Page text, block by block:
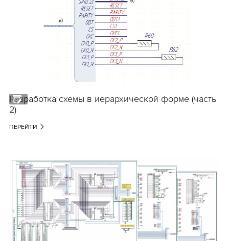
Разработка схемы в иерархической форме (часть
2)
ПЕРЕЙТИ